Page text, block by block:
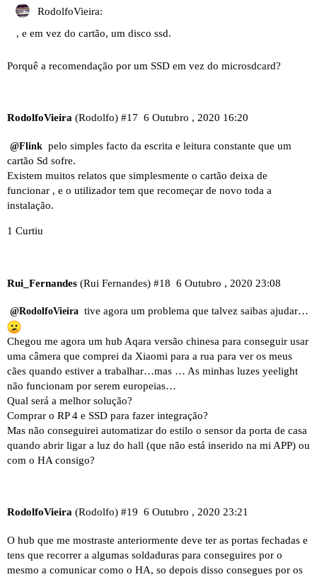
RodolfoVieira:
, e em vez do cartão, um disco ssd.
Porquê a recomendação por um SSD em vez do microsdcard?
RodolfoVieira (Rodolfo) 6 Outubro , 2020 16:20
#17
@Flink pelo simples facto da escrita e leitura constante que um
cartão Sd sofre.
Existem muitos relatos que simplesmente o cartão deixa de
funcionar , e o utilizador tem que recomeçar de novo toda a
instalação.
1 Curtiu
Rui_Fernandes (Rui Fernandes) 6 Outubro , 2020 23:08
#18
@RodolfoVieira tive agora um problema que talvez saibas ajudar…
Chegou me agora um hub Aqara versão chinesa para conseguir usar
uma câmera que comprei da Xiaomi para a rua para ver os meus
cães quando estiver a trabalhar…mas … As minhas luzes yeelight
não funcionam por serem europeias…
Qual será a melhor solução?
Comprar o RP 4 e SSD para fazer integração?
Mas não conseguirei automatizar do estilo o sensor da porta de casa
quando abrir ligar a luz do hall (que não está inserido na mi APP) ou
com o HA consigo?
RodolfoVieira (Rodolfo) 6 Outubro , 2020 23:21
#19
O hub que me mostraste anteriormente deve ter as portas fechadas e
tens que recorrer a algumas soldaduras para conseguires por o
mesmo a comunicar como o HA, so depois disso consegues por os